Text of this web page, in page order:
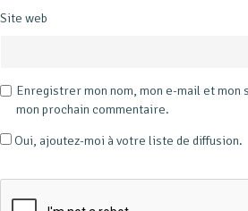
Site web
Enregistrer mon nom, mon e-mail et mon
mon prochain commentaire.
Oui, ajoutez-moi à votre liste de diffusion.